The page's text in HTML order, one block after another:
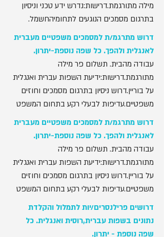
מילה מתורגמת.דרישות:נדרש ידע טכני וניסיון
בתרגום מסמכים הנוגעים לתחומיהחשמל.
דרוש מתרגמ/ת למסמכים משפטיים מעברית
לאנגלית ולהפך. כל שפה נוספת-יתרון.
עבודה מהבית. תשלום פר מילה
מתורגמת.דרישות:ידיעת השפות עברית ואנגלית
על בוריין.דרוש ניסיון בתרגום מסמכים וחוזים
משפטיים.עדיפות לבעלי רקע בתחום המשפט
דרוש מתרגמ/ת למסמכים משפטיים מעברית
לאנגלית ולהפך. כל שפה נוספת-יתרון.
עבודה מהבית. תשלום פר מילה
מתורגמת.דרישות:ידיעת השפות עברית ואנגלית
על בוריין.דרוש ניסיון בתרגום מסמכים וחוזים
משפטיים.עדיפות לבעלי רקע בתחום המשפט
דרושים פרילנסרים/יות לתמלול והקלדת
נתונים בשפות עברית,רוסית ואנגלית. כל
שפה נוספת - יתרון.